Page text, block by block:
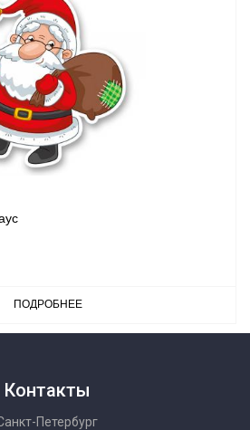
ПОДРОБНЕЕ
Контакты
Петербург